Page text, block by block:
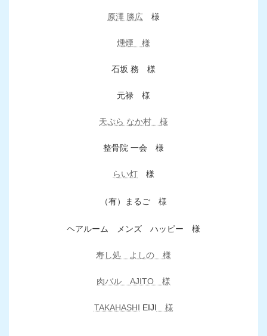
原澤 勝広 様
燻煙 様
石坂 務 様
元禄 様
天ぷら なか村 様
整骨院 一会 様
らい灯 様
（有）まるご 様
ヘアルーム メンズ ハッピー 様
寿し処 よしの 様
肉バル AJITO 様
TAKAHASHI EIJI 様